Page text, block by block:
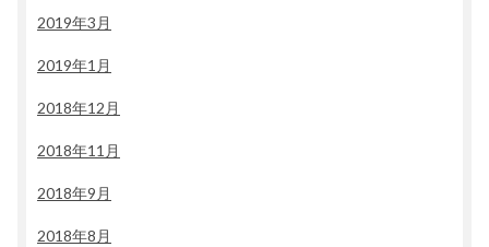
2019年3月
2019年1月
2018年12月
2018年11月
2018年9月
2018年8月